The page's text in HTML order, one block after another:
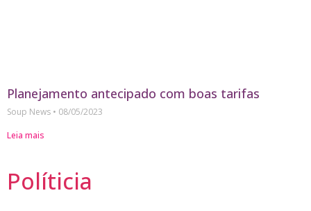
Planejamento antecipado com boas tarifas
Soup News
08/05/2023
Leia mais
Políticia